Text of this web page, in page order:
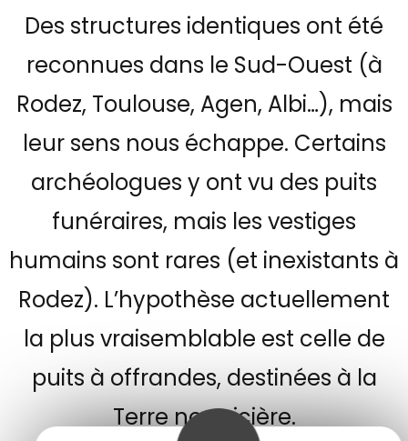
Des structures identiques ont été
reconnues dans le Sud-Ouest (à
Rodez, Toulouse, Agen, Albi…), mais
leur sens nous échappe. Certains
archéologues y ont vu des puits
funéraires, mais les vestiges
humains sont rares (et inexistants à
Rodez). L’hypothèse actuellement
la plus vraisemblable est celle de
puits à offrandes, destinées à la
Terre nourricière.